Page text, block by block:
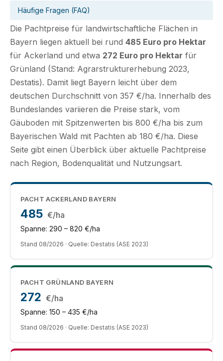
Häufige Fragen (FAQ)
Die Pachtpreise für landwirtschaftliche Flächen in
Bayern liegen aktuell bei rund 485 Euro pro Hektar
für Ackerland und etwa 272 Euro pro Hektar für
Grünland (Stand: Agrarstrukturerhebung 2023,
Destatis). Damit liegt Bayern leicht über dem
deutschen Durchschnitt von 357 €/ha. Innerhalb des
Bundeslandes variieren die Preise stark, vom
Gäuboden mit Spitzenwerten bis 800 €/ha bis zum
Bayerischen Wald mit Pachten ab 180 €/ha. Diese
Seite gibt einen Überblick über aktuelle Pachtpreise
nach Region, Bodenqualität und Nutzungsart.
PACHT ACKERLAND BAYERN
485 €/ha
Spanne: 290 – 820 €/ha
Stand 08/2026 · Quelle: Destatis (ASE 2023)
PACHT GRÜNLAND BAYERN
272 €/ha
Spanne: 150 – 435 €/ha
Stand 08/2026 · Quelle: Destatis (ASE 2023)